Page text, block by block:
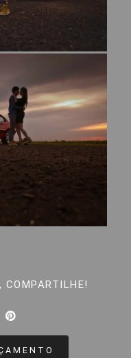
COMPARTILHE!